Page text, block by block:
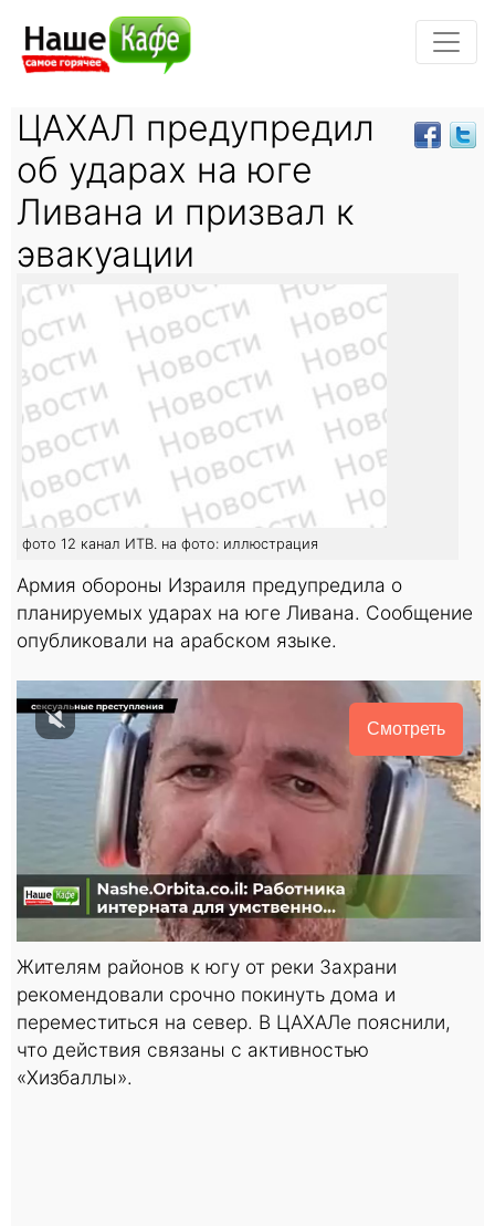
ЦАХАЛ предупредил
об ударах на юге
Ливана и призвал к
эвакуации
фото 12 канал ИТВ. на фото: иллюстрация
Армия обороны Израиля предупредила о
планируемых ударах на юге Ливана. Сообщение
опубликовали на арабском языке.
Смотреть
Жителям районов к югу от реки Захрани
рекомендовали срочно покинуть дома и
переместиться на север. В ЦАХАЛе пояснили,
что действия связаны с активностью
«Хизбаллы».